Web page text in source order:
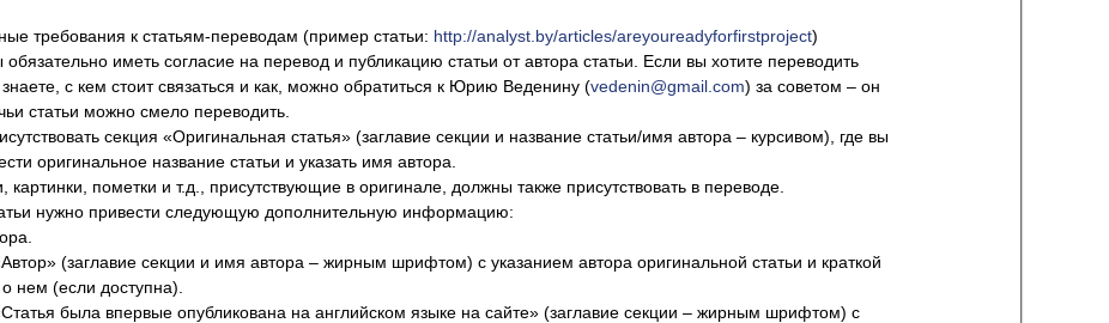
требования к статьям-переводам (пример статьи: http://analyst.by/articles/areyoureadyforfirstproject)
иметь согласие на перевод и публикацию статьи от автора статьи. Если вы хотите переводить
с кем стоит связаться и как, можно обратиться к Юрию Веденину (vedenin@gmail.com) за советом – он
статьи можно смело переводить.
секция «Оригинальная статья» (заглавие секции и название статьи/имя автора – курсивом), где вы
оригинальное название статьи и указать имя автора.
картинки, пометки и т.д., присутствующие в оригинале, должны также присутствовать в переводе.
нужно привести следующую дополнительную информацию:
(заглавие секции и имя автора – жирным шрифтом) с указанием автора оригинальной статьи и краткой
нем (если доступна).
была впервые опубликована на английском языке на сайте» (заглавие секции – жирным шрифтом) с